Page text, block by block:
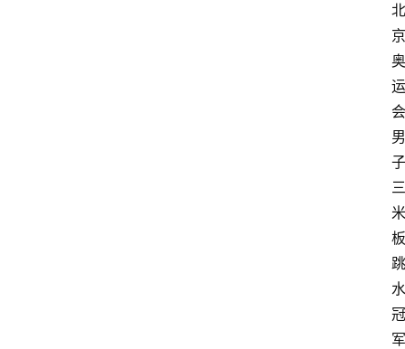
北
京
奥
运
会
男
子
三
米
板
跳
水
冠
军